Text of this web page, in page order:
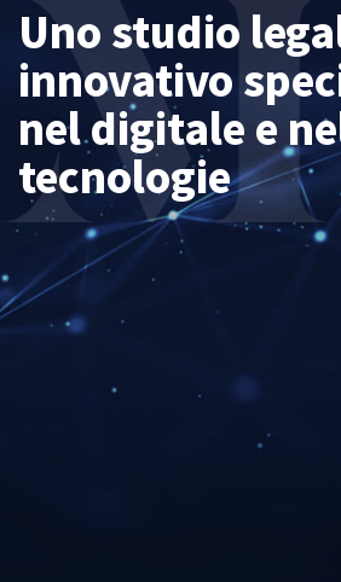
Uno studio
innovativo
nel digitale e
tecnologie